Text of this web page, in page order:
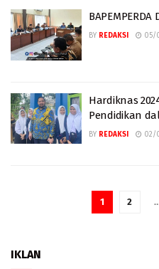
BY REDAKSI 05/
Hardiknas
Pendidikan
BY REDAKSI 02/
1 2 …
IKLAN